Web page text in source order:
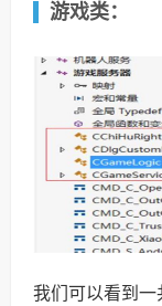
游戏类：
我们可以看到一